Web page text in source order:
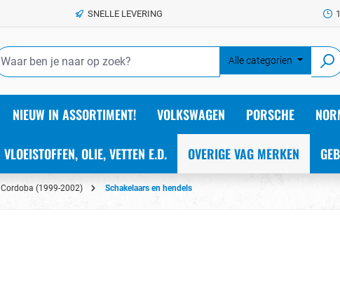
SNELLE LEVERING
Alle categorien
NIEUW IN ASSORTIMENT! VOLKSWAGEN PORSCHE
VLOEISTOFFEN, OLIE, VETTEN E.D. OVERIGE VAG MERKEN
Cordoba (1999-2002) Schakelaars en hendels